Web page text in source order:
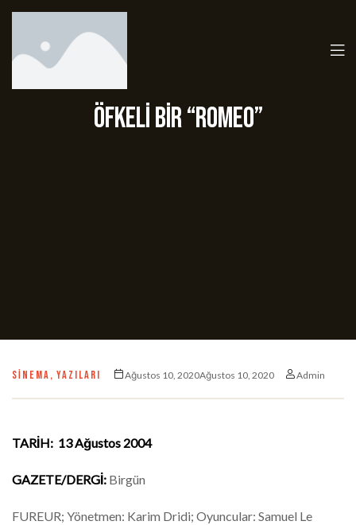
Öfkeli bir “Romeo”
SINEMA, YAZILARI Ağustos 10, 2020Ağustos 10, 2020 Admin
TARİH: 13 Ağustos 2004
GAZETE/DERGİ: Birgün
FUREUR; Yönetmen: Karim Dridi; Oyuncular: Samuel Le